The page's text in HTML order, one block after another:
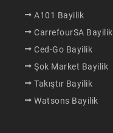
A101 Bayilik
CarrefourSA Bayilik
Ced-Go Bayilik
Şok Market Bayilik
Takıştır Bayilik
Watsons Bayilik